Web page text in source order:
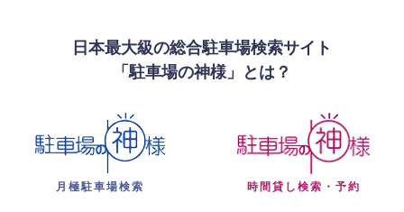
日本最大級の総合駐車場検索サイト
「駐車場の神様」とは？
月極駐車場検索 時間貸し検索・予約